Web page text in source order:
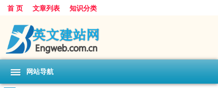
首 页 文章列表 知识分类
网站导航